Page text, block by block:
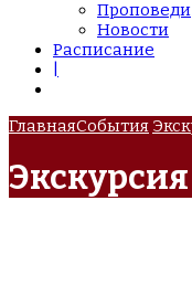
Проповеди
Новости
Расписание
ГлавнаяСобытия